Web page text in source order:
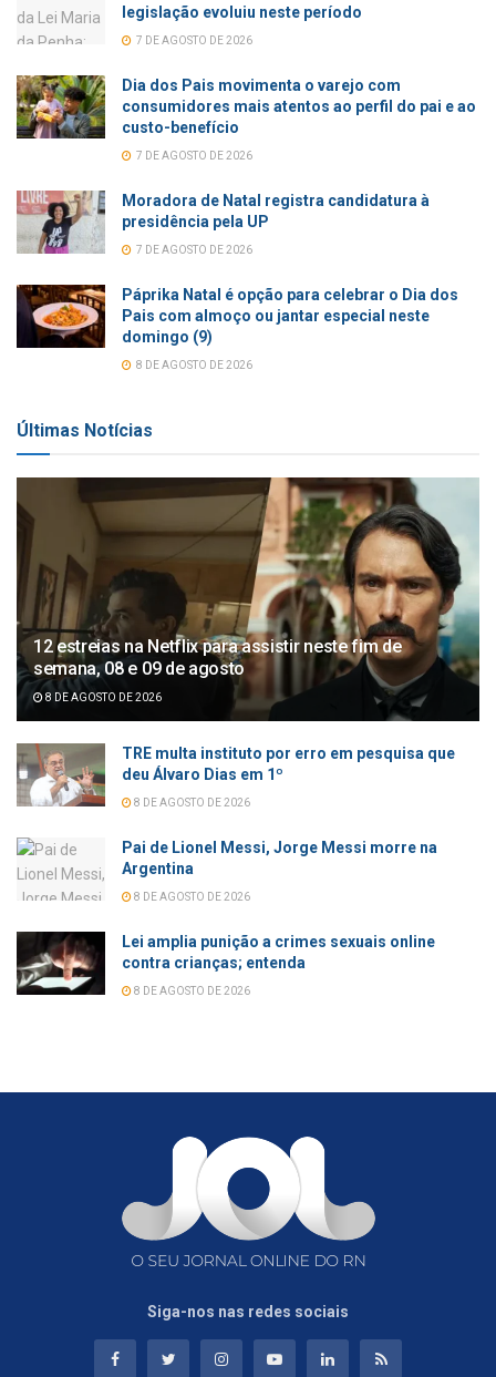
legislação evoluiu neste período
7 DE AGOSTO DE 2026
Dia dos Pais movimenta o varejo com
consumidores mais atentos ao perfil do pai e ao
custo-benefício
7 DE AGOSTO DE 2026
Moradora de Natal registra candidatura à
presidência pela UP
7 DE AGOSTO DE 2026
Páprika Natal é opção para celebrar o Dia dos
Pais com almoço ou jantar especial neste
domingo (9)
8 DE AGOSTO DE 2026
Últimas Notícias
12 estreias na Netflix para assistir neste fim de
semana, 08 e 09 de agosto
8 DE AGOSTO DE 2026
TRE multa instituto por erro em pesquisa que
deu Álvaro Dias em 1º
8 DE AGOSTO DE 2026
Pai de Lionel Messi, Jorge Messi morre na
Argentina
8 DE AGOSTO DE 2026
Lei amplia punição a crimes sexuais online
contra crianças; entenda
8 DE AGOSTO DE 2026
Siga-nos nas redes sociais